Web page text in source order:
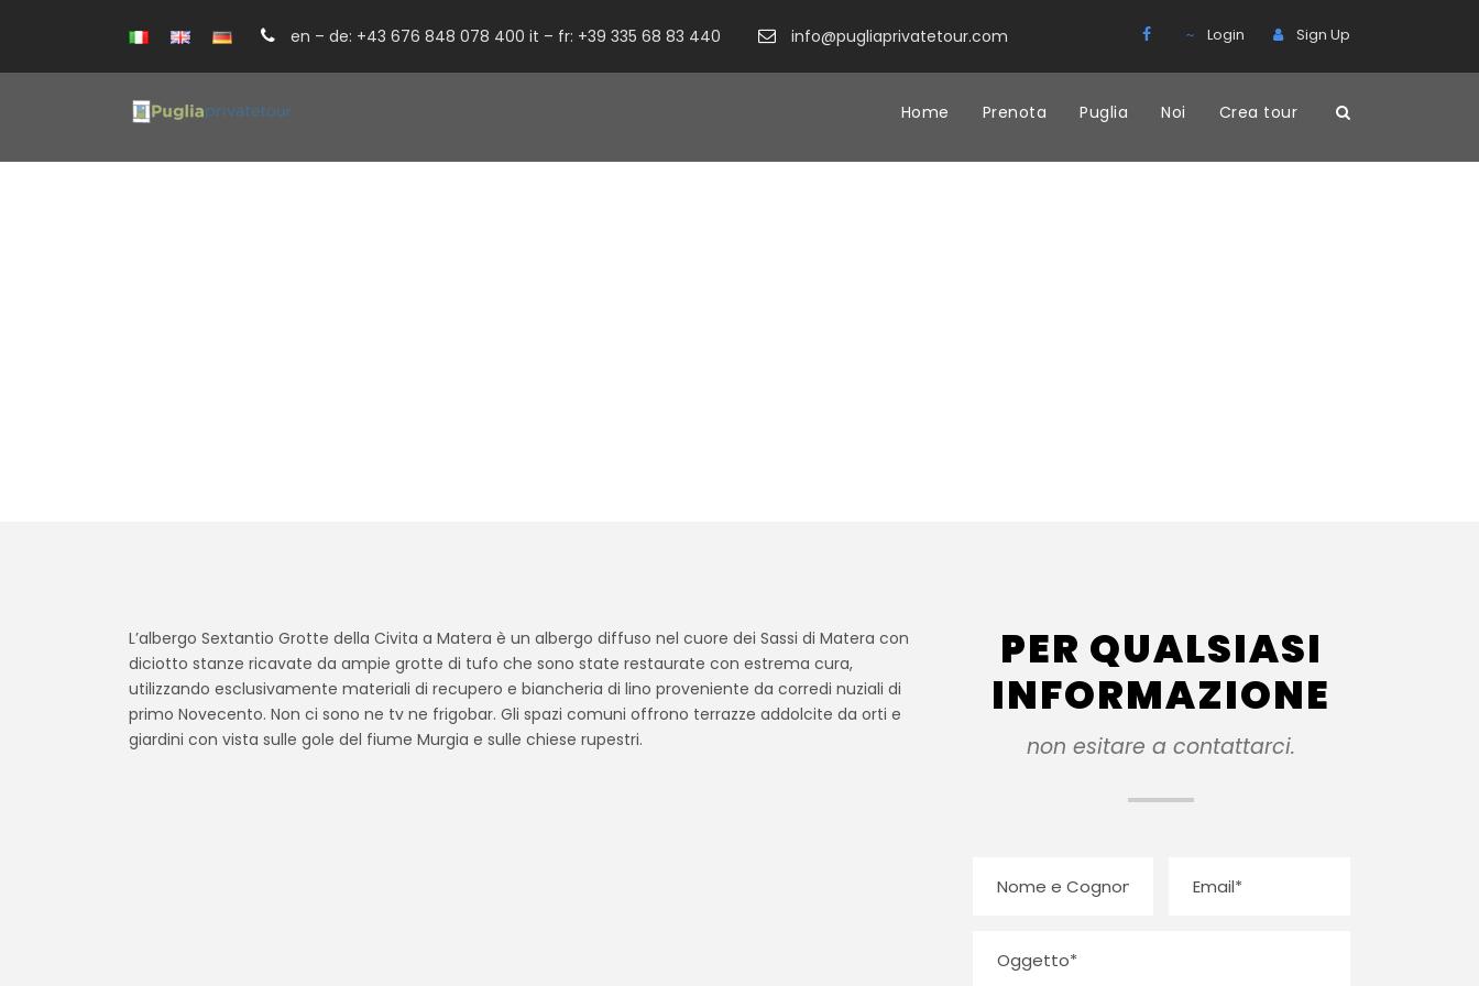
en – de: +43 676 848 078 400 it – fr: +39 335 68 83 440 info@pugliaprivatetour.com Login Sign Up
Home Prenota Puglia Noi Crea tour
L’albergo Sextantio Grotte della Civita a Matera è un albergo diffuso nel cuore dei Sassi di Matera con
diciotto stanze ricavate da ampie grotte di tufo che sono state restaurate con estrema cura,
utilizzando esclusivamente materiali di recupero e biancheria di lino proveniente da corredi nuziali di
primo Novecento. Non ci sono ne tv ne frigobar. Gli spazi comuni offrono terrazze addolcite da orti e
giardini con vista sulle gole del fiume Murgia e sulle chiese rupestri.
PER QUALSIASI
INFORMAZIONE
non esitare a contattarci.